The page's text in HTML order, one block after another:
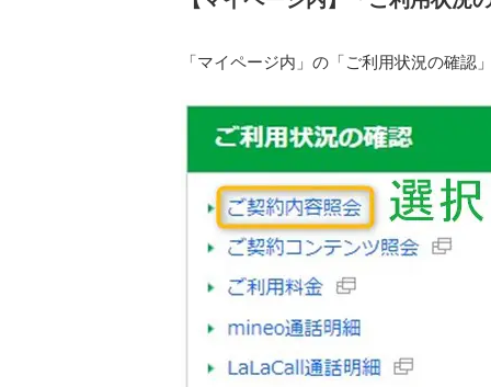
「マイページ内」の「ご利用状況の確認